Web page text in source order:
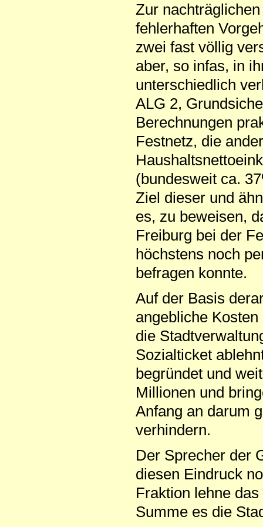
Zur
fehlerhaften
zwei fast völlig
aber, so infas, in
unterschiedlich
ALG 2,
Berechnungen
Festnetz, die
(bundesweit ca.
Ziel dieser und
es, zu beweisen,
Freiburg bei der
höchstens noch
befragen konnte.
Auf der Basis
angebliche
die
Sozialticket
begründet und
Millionen und
Anfang an darum
verhindern.
Der Sprecher der
diesen Eindruck
Fraktion lehne
Summe es die